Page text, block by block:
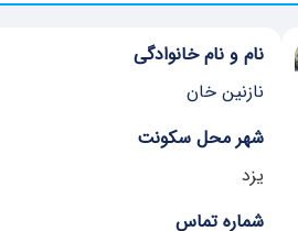
نام و نام خانوادگی
نازنین خان
شهر محل سکونت
یزد
شماره تماس